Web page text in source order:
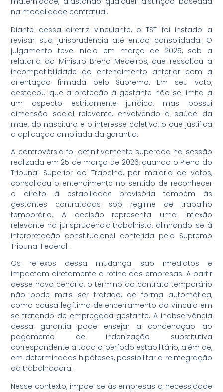
na modalidade contratual.
Diante dessa diretriz vinculante, o TST foi instado a
revisar sua jurisprudência até então consolidada. O
julgamento teve início em março de 2025, sob a
relatoria do Ministro Breno Medeiros, que ressaltou a
incompatibilidade do entendimento anterior com a
orientação firmada pelo Supremo. Em seu voto,
destacou que a proteção à gestante não se limita a
um aspecto estritamente jurídico, mas possui
dimensão social relevante, envolvendo a saúde da
mãe, do nascituro e o interesse coletivo, o que justifica
a aplicação ampliada da garantia.
A controvérsia foi definitivamente superada na sessão
realizada em 25 de março de 2026, quando o Pleno do
Tribunal Superior do Trabalho, por maioria de votos,
consolidou o entendimento no sentido de reconhecer
o direito à estabilidade provisória também às
gestantes contratadas sob regime de trabalho
temporário. A decisão representa uma inflexão
relevante na jurisprudência trabalhista, alinhando-se à
interpretação constitucional conferida pelo Supremo
Tribunal Federal.
Os reflexos dessa mudança são imediatos e
impactam diretamente a rotina das empresas. A partir
desse novo cenário, o término do contrato temporário
não pode mais ser tratado, de forma automática,
como causa legítima de encerramento do vínculo em
se tratando de empregada gestante. A inobservância
dessa garantia pode ensejar a condenação ao
pagamento de indenização substitutiva
correspondente a todo o período estabilitário, além de,
em determinadas hipóteses, possibilitar a reintegração
da trabalhadora.
Nesse contexto, impõe-se às empresas a necessidade